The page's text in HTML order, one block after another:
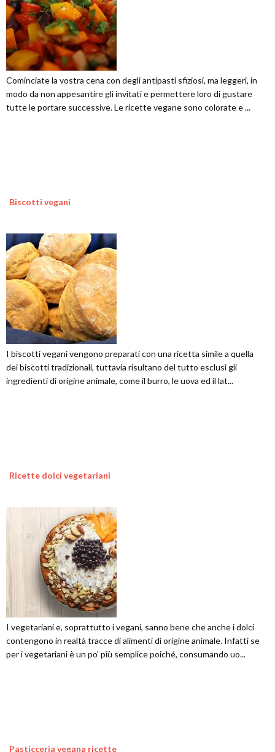
Cominciate la vostra cena con degli antipasti sfiziosi, ma leggeri, in
modo da non appesantire gli invitati e permettere loro di gustare
tutte le portare successive. Le ricette vegane sono colorate e ...
Biscotti vegani
I biscotti vegani vengono preparati con una ricetta simile a quella
dei biscotti tradizionali, tuttavia risultano del tutto esclusi gli
ingredienti di origine animale, come il burro, le uova ed il lat...
Ricette dolci vegetariani
I vegetariani e, soprattutto i vegani, sanno bene che anche i dolci
contengono in realtà tracce di alimenti di origine animale. Infatti se
per i vegetariani è un po' più semplice poiché, consumando uo...
Pasticceria vegana ricette